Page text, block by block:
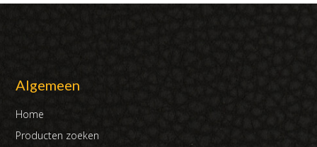
Algemeen
Home
Producten zoeken